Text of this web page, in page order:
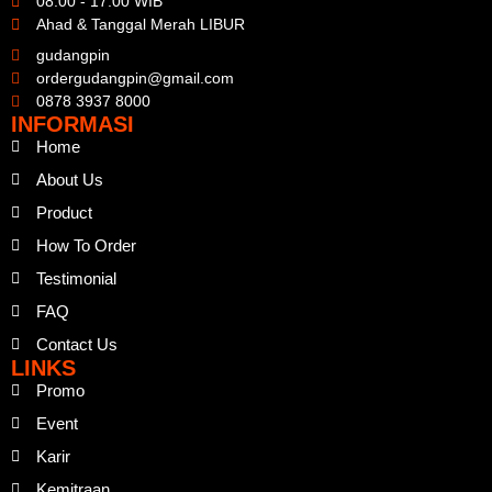
Ahad & Tanggal Merah LIBUR
gudangpin
ordergudangpin@gmail.com
0878 3937 8000
INFORMASI
Home
About Us
Product
How To Order
Testimonial
FAQ
Contact Us
LINKS
Promo
Event
Karir